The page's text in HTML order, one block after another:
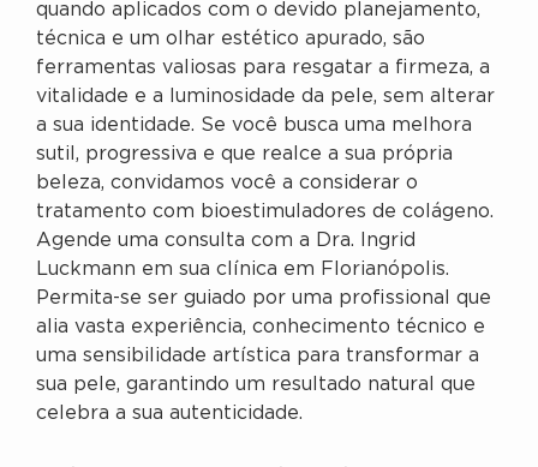
quando aplicados com o devido planejamento,
técnica e um olhar estético apurado, são
ferramentas valiosas para resgatar a firmeza, a
vitalidade e a luminosidade da pele, sem alterar
a sua identidade. Se você busca uma melhora
sutil, progressiva e que realce a sua própria
beleza, convidamos você a considerar o
tratamento com bioestimuladores de colágeno.
Agende uma consulta com a Dra. Ingrid
Luckmann em sua clínica em Florianópolis.
Permita-se ser guiado por uma profissional que
alia vasta experiência, conhecimento técnico e
uma sensibilidade artística para transformar a
sua pele, garantindo um resultado natural que
celebra a sua autenticidade.